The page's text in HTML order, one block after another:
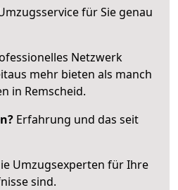
für Sie genau
Netzwerk
mehr bieten als manch
in Remscheid.
Erfahrung und das seit
Umzugsexperten für Ihre
sind.